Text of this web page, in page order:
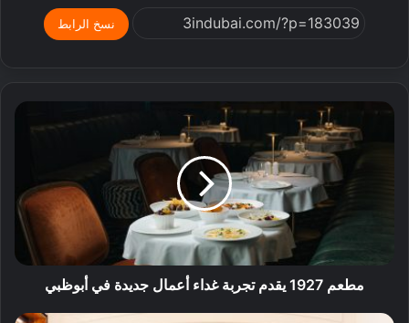
نسخ الرابط
مطعم 1927 يقدم تجربة غداء أعمال جديدة في أبوظبي